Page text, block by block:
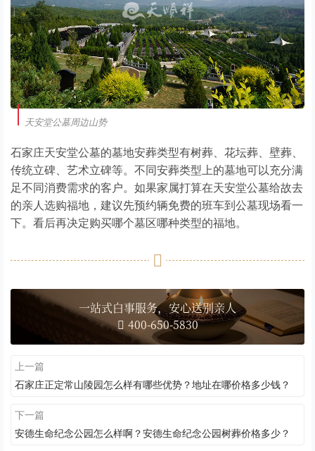
天安堂公墓周边山势
石家庄天安堂公墓的墓地安葬类型有树葬、花坛葬、壁葬、
传统立碑、艺术立碑等。不同安葬类型上的墓地可以充分满
足不同消费需求的客户。如果家属打算在天安堂公墓给故去
的亲人选购福地，建议先预约辆免费的班车到公墓现场看一
下。看后再决定购买哪个墓区哪种类型的福地。
一站式白事服务，安心送别亲人
400-650-5830
上一篇
石家庄正定常山陵园怎么样有哪些优势？地址在哪价格多少钱？
下一篇
安德生命纪念公园怎么样啊？安德生命纪念公园树葬价格多少？